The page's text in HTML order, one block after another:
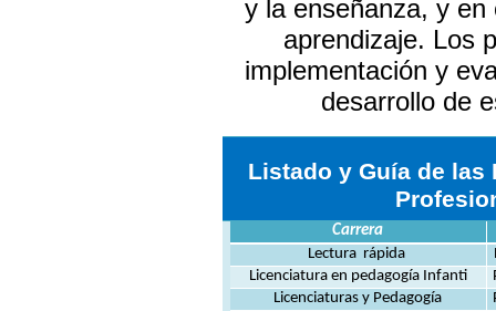
y la enseñanza, y
aprendizaje. Los
implementación y
desarrollo de
Listado y Guía de
Carrera
Lectura rápida
Licenciatura en pedagogía Infanti
Licenciaturas y Pedagogía